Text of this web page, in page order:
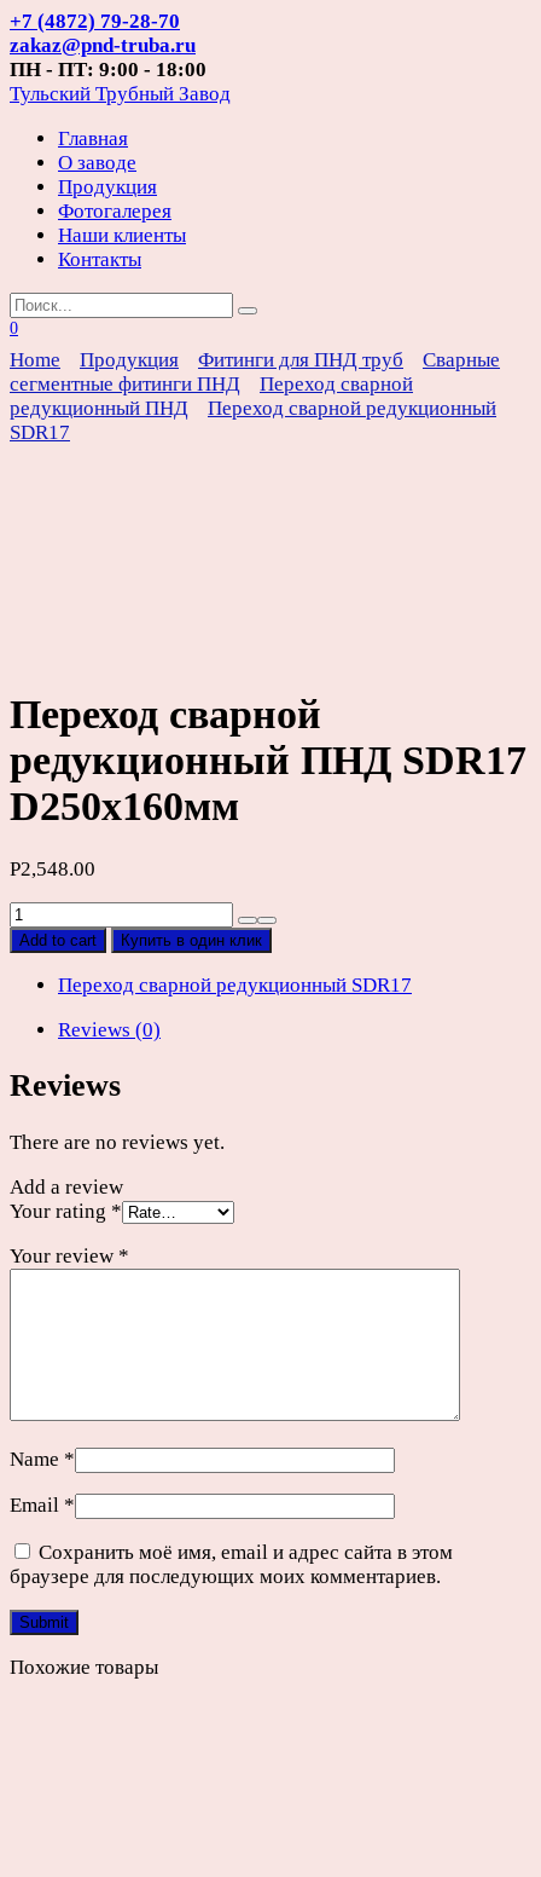
Перейти
к
содержанию
+7 (4872) 79-28-70
zakaz@pnd-truba.ru
ПН - ПТ: 9:00 - 18:00
Тульский Трубный Завод
Главная
О заводе
Продукция
Фотогалерея
Наши клиенты
Контакты
Search
for:
0
Home Продукция Фитинги для ПНД труб
Сварные
сегментные фитинги ПНД
Переход сварной
редукционный ПНД
Переход сварной редукционный
SDR17
Переход сварной
редукционный ПНД SDR17
D250х160мм
Р2,548.00
Переход
сварной
ПНД
D250х160мм
Add to cart Купить в один клик
Переход сварной редукционный SDR17
Reviews (0)
Reviews
There are no reviews yet.
Add a review
Your rating *
Your review *
Name *
Email *
Сохранить моё имя, email и адрес сайта в этом
браузере для последующих моих комментариев.
Похожие товары